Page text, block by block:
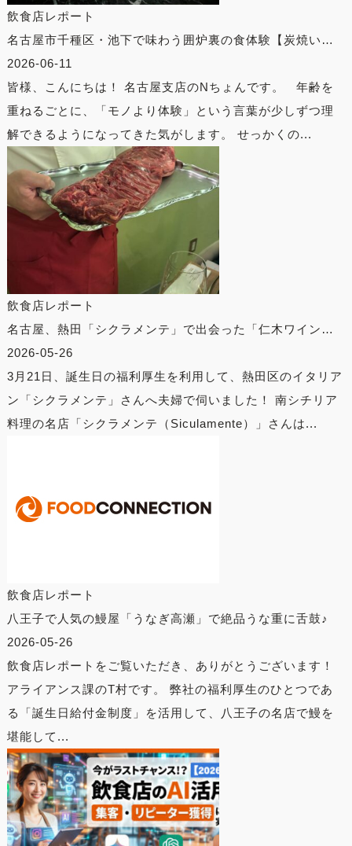
飲食店レポート
名古屋市千種区・池下で味わう囲炉裏の食体験【炭焼い…
2026-06-11
皆様、こんにちは！ 名古屋支店のNちょんです。 年齢を
重ねるごとに、「モノより体験」という言葉が少しずつ理
解できるようになってきた気がします。 せっかくの...
飲食店レポート
名古屋、熱田「シクラメンテ」で出会った「仁木ワイン…
2026-05-26
3月21日、誕生日の福利厚生を利用して、熱田区のイタリア
ン「シクラメンテ」さんへ夫婦で伺いました！ 南シチリア
料理の名店「シクラメンテ（Siculamente）」さんは...
飲食店レポート
八王子で人気の鰻屋「うなぎ高瀬」で絶品うな重に舌鼓♪
2026-05-26
飲食店レポートをご覧いただき、ありがとうございます！
アライアンス課のT村です。 弊社の福利厚生のひとつであ
る「誕生日給付金制度」を活用して、八王子の名店で鰻を
堪能して...